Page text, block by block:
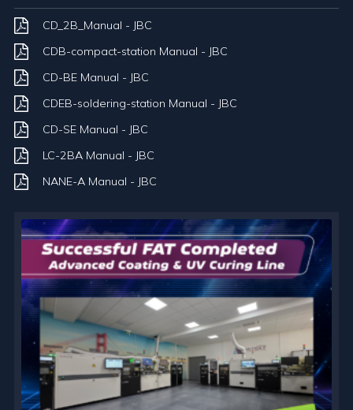
CD_2B_Manual - JBC
CDB-compact-station Manual - JBC
CD-BE Manual - JBC
CDEB-soldering-station Manual - JBC
CD-SE Manual - JBC
LC-2BA Manual - JBC
NANE-A Manual - JBC